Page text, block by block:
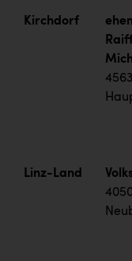
Kirchdorf
Linz-Land